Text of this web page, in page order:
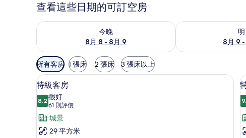
查看這些日期的可訂空房
今晚
8月 8 - 8月 9
查看今晚 8月 8 - 8月 9的可訂空房
8月 9
查看明日 8月 9 - 8
可
用
嘅
客
房
篩
選
所有客房 1 張床 2 張床 3 張床以上
載
入
所
有
特
房內夾萬、遮光窗簾/窗簾、隔音、熨
5
特級客房
8.28.2 分，滿分 10 分
很好
61 則評價
(61
則
評
城景
29 平方米